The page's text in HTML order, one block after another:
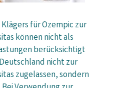
für Ozempic zur
können nicht als
berücksichtigt
nicht zur
zugelassen, sondern